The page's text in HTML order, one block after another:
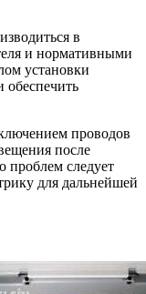
в
и нормативными
установки
обеспечить
проводов
после
проблем следует
для дальнейшей